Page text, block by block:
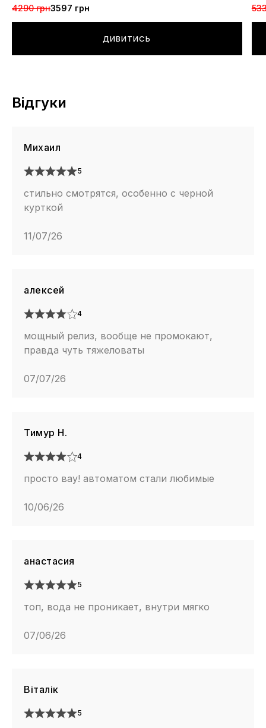
4290 грн3597 грн
ДИВИТИСЬ
Відгуки
Михаил
5
стильно смотрятся, особенно с черной
курткой
11/07/26
алексей
4
мощный релиз, вообще не промокают,
правда чуть тяжеловаты
07/07/26
Тимур H.
4
просто вау! автоматом стали любимые
10/06/26
анастасия
5
топ, вода не проникает, внутри мягко
07/06/26
Віталік
5